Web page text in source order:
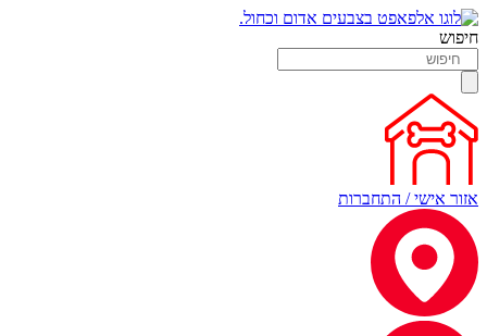
חיפוש
אזור אישי / התחברות